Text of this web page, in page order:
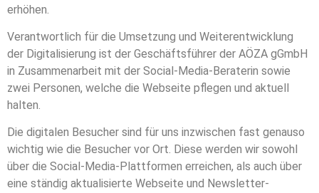
erhöhen.
Verantwortlich für die Umsetzung und Weiterentwicklung
der Digitalisierung ist der Geschäftsführer der AÖZA gGmbH
in Zusammenarbeit mit der Social-Media-Beraterin sowie
zwei Personen, welche die Webseite pflegen und aktuell
halten.
Die digitalen Besucher sind für uns inzwischen fast genauso
wichtig wie die Besucher vor Ort. Diese werden wir sowohl
über die Social-Media-Plattformen erreichen, als auch über
eine ständig aktualisierte Webseite und Newsletter-